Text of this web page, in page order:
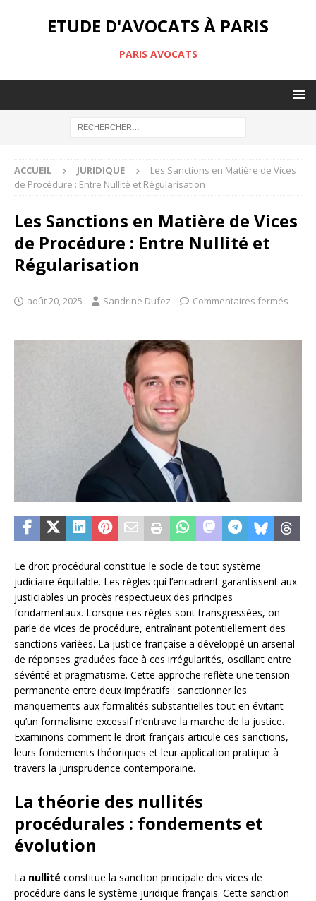
ETUDE D'AVOCATS À PARIS
PARIS AVOCATS
ACCUEIL JURIDIQUE
Les Sanctions en Matière de Vices
de Procédure : Entre Nullité et Régularisation
Les Sanctions en Matière de Vices
de Procédure : Entre Nullité et
Régularisation
août 20, 2025 Sandrine Dufez Commentaires fermés
Le droit procédural constitue le socle de tout système
judiciaire équitable. Les règles qui l’encadrent garantissent aux
justiciables un procès respectueux des principes
fondamentaux. Lorsque ces règles sont transgressées, on
parle de vices de procédure, entraînant potentiellement des
sanctions variées. La justice française a développé un arsenal
de réponses graduées face à ces irrégularités, oscillant entre
sévérité et pragmatisme. Cette approche reflète une tension
permanente entre deux impératifs : sanctionner les
manquements aux formalités substantielles tout en évitant
qu’un formalisme excessif n’entrave la marche de la justice.
Examinons comment le droit français articule ces sanctions,
leurs fondements théoriques et leur application pratique à
travers la jurisprudence contemporaine.
La théorie des nullités
procédurales : fondements et
évolution
La nullité constitue la sanction principale des vices de
procédure dans le système juridique français. Cette sanction